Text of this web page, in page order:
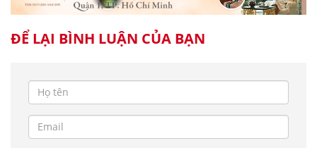
ĐỂ LẠI BÌNH LUẬN CỦA BẠN